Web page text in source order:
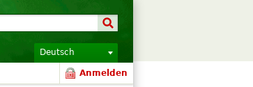
Deutsch
Anmelden